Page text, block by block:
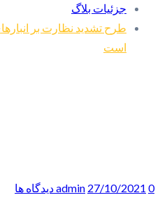
جزئیات بلاگ
طرح تشدید نظارت بر
است
admin 27/10/2021 0 دیدگاه ها